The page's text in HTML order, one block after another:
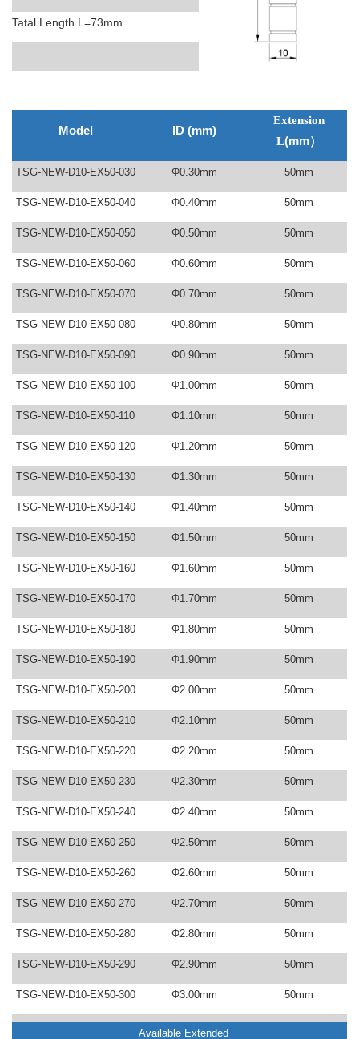
Tatal Length L=73mm
Model ID (mm)
Extension
L(mm）
TSG-NEW-D10-EX50-030 Φ0.30mm 50mm
TSG-NEW-D10-EX50-040 Φ0.40mm 50mm
TSG-NEW-D10-EX50-050 Φ0.50mm 50mm
TSG-NEW-D10-EX50-060 Φ0.60mm 50mm
TSG-NEW-D10-EX50-070 Φ0.70mm 50mm
TSG-NEW-D10-EX50-080 Φ0.80mm 50mm
TSG-NEW-D10-EX50-090 Φ0.90mm 50mm
TSG-NEW-D10-EX50-100 Φ1.00mm 50mm
TSG-NEW-D10-EX50-110 Φ1.10mm 50mm
TSG-NEW-D10-EX50-120 Φ1.20mm 50mm
TSG-NEW-D10-EX50-130 Φ1.30mm 50mm
TSG-NEW-D10-EX50-140 Φ1.40mm 50mm
TSG-NEW-D10-EX50-150 Φ1.50mm 50mm
TSG-NEW-D10-EX50-160 Φ1.60mm 50mm
TSG-NEW-D10-EX50-170 Φ1.70mm 50mm
TSG-NEW-D10-EX50-180 Φ1.80mm 50mm
TSG-NEW-D10-EX50-190 Φ1.90mm 50mm
TSG-NEW-D10-EX50-200 Φ2.00mm 50mm
TSG-NEW-D10-EX50-210 Φ2.10mm 50mm
TSG-NEW-D10-EX50-220 Φ2.20mm 50mm
TSG-NEW-D10-EX50-230 Φ2.30mm 50mm
TSG-NEW-D10-EX50-240 Φ2.40mm 50mm
TSG-NEW-D10-EX50-250 Φ2.50mm 50mm
TSG-NEW-D10-EX50-260 Φ2.60mm 50mm
TSG-NEW-D10-EX50-270 Φ2.70mm 50mm
TSG-NEW-D10-EX50-280 Φ2.80mm 50mm
TSG-NEW-D10-EX50-290 Φ2.90mm 50mm
TSG-NEW-D10-EX50-300 Φ3.00mm 50mm
Available Extended